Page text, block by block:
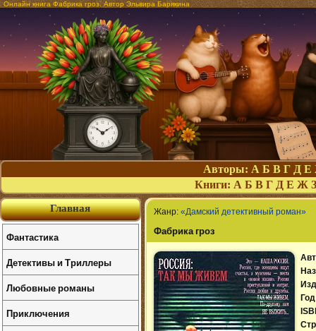
Онлайн книга Фабрика гроз. Автор Эльвира Барякина
Авторы: А Б В Г Д Е
Книги: А Б В Г Д Е Ж З
Жанр: «Дамский детективный роман»
Фабрика гроз
Главная
Фантастика
Детективы и Триллеры
Любовные романы
Приключения